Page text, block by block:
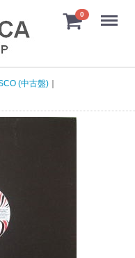
0 menu
(中古盤)